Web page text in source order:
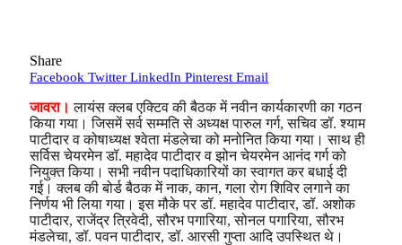
Share
Facebook Twitter LinkedIn Pinterest Email
जावरा। लायंस क्लब एक्टिव की बैठक में नवीन कार्यकारणी का गठन
किया गया। जिसमें सर्व सम्मति से अध्यक्ष पारुल गर्ग, सचिव डॉ. श्याम
पाटीदार व कोषाध्यक्ष श्वेता मंडलेचा को मनोनित किया गया। साथ ही
सर्विस चेयरमेन डॉ. महादेव पाटीदार व झोन चेयरमेन आनंद गर्ग को
नियुक्त किया। सभी नवीन पदाधिकारियों का स्वागत कर बधाई दी
गई। क्लब की बोर्ड बैठक में नाक, कान, गला रोग शिविर लगाने का
निर्णय भी लिया गया। इस मौके पर डॉ. महादेव पाटीदार, डॉ. अशोक
पाटीदार, राजेंद्र त्रिवेदी, सौरभ पगारिया, सोनल पगारिया, सौरभ
मंडलेचा, डॉ. पवन पाटीदार, डॉ. आरसी गुप्ता आदि उपस्थित थे।